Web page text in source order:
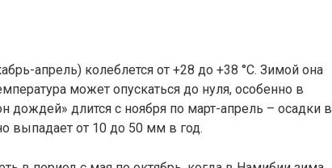
апрель) колеблется от +28 до +38 °C. Зимой она
может опускаться до нуля, особенно в
дождей» длится с ноября по март-апрель – осадки в
выпадает от 10 до 50 мм в год.